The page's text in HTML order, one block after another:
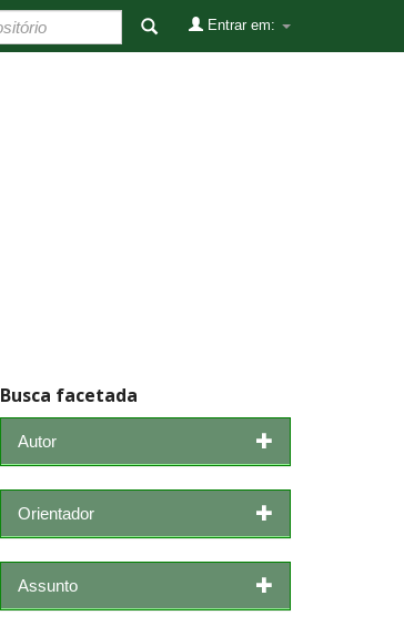
Entrar em:
Busca facetada
Autor
Orientador
Assunto